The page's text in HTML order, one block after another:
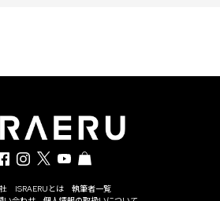
ISRAERUとは
執筆者一覧